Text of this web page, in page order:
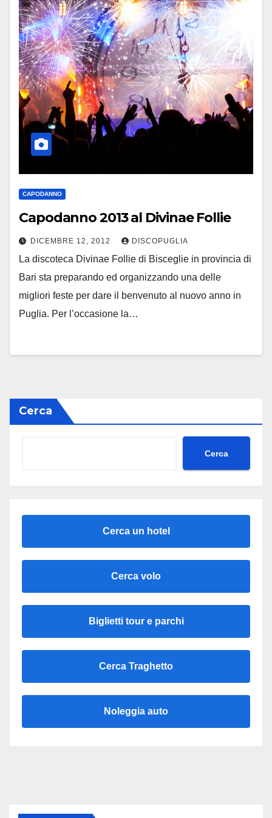
CAPODANNO
Capodanno 2013 al Divinae Follie
DICEMBRE 12, 2012 DISCOPUGLIA
La discoteca Divinae Follie di Bisceglie in provincia di
Bari sta preparando ed organizzando una delle
migliori feste per dare il benvenuto al nuovo anno in
Puglia. Per l’occasione la…
Cerca
Cerca
Cerca un hotel
Cerca volo
Biglietti tour e parchi
Cerca Traghetto
Noleggia auto